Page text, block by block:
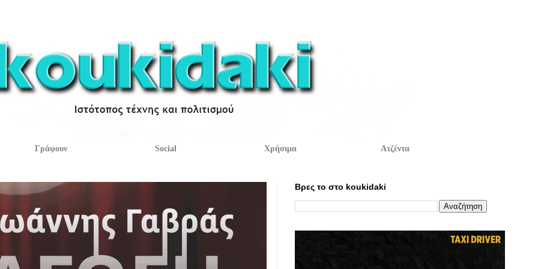
Γράφουν Social Χρήσιμα Ατζέντα
Βρες το στο koukidaki